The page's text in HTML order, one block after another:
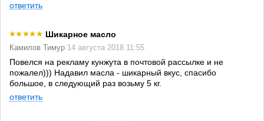
ответить
Шикарное масло
Камилов Тимур 14 августа 2018 11:55
Повелся на рекламу кунжута в почтовой рассылке и не
пожалел))) Надавил масла - шикарный вкус, спасибо
большое, в следующий раз возьму 5 кг.
ответить